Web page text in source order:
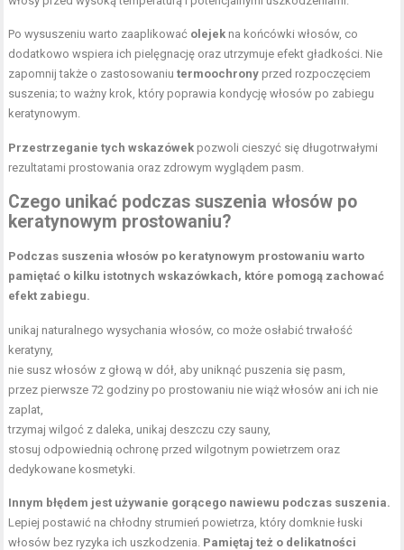
Po wysuszeniu warto zaaplikować olejek na końcówki włosów, co
dodatkowo wspiera ich pielęgnację oraz utrzymuje efekt gładkości. Nie
zapomnij także o zastosowaniutermoochrony przed rozpoczęciem
suszenia; to ważny krok, który poprawia kondycję włosów po zabiegu
keratynowym.
Przestrzeganie tych wskazówek pozwoli cieszyć się długotrwałymi
rezultatami prostowania oraz zdrowym wyglądem pasm.
Czego unikać podczas suszenia włosów po
keratynowym prostowaniu?
Podczas suszenia włosów po keratynowym prostowaniu warto
pamiętać o kilku istotnych wskazówkach, które pomogą zachować
efekt zabiegu.
unikaj naturalnego wysychania włosów, co może osłabić trwałość
keratyny,
nie susz włosów z głową w dół, aby uniknąć puszenia się pasm,
przez pierwsze 72 godziny po prostowaniu nie wiąż włosów ani ich nie
zaplat,
trzymaj wilgoć z daleka, unikaj deszczu czy sauny,
stosuj odpowiednią ochronę przed wilgotnym powietrzem oraz
dedykowane kosmetyki.
Innym błędem jest używanie gorącego nawiewu podczas suszenia.
Lepiej postawić na chłodny strumień powietrza, który domknie łuski
włosów bez ryzyka ich uszkodzenia. Pamiętaj też o delikatności